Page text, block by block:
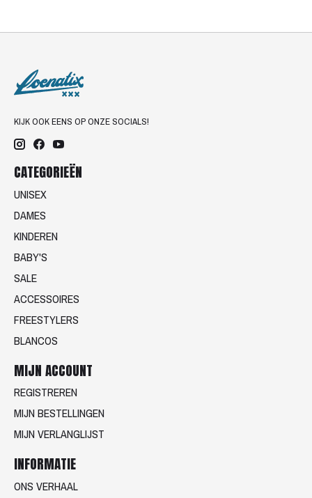
KIJK OOK EENS OP ONZE SOCIALS!
CATEGORIEËN
UNISEX
DAMES
KINDEREN
BABY'S
SALE
ACCESSOIRES
FREESTYLERS
BLANCOS
MIJN ACCOUNT
REGISTREREN
MIJN BESTELLINGEN
MIJN VERLANGLIJST
INFORMATIE
ONS VERHAAL